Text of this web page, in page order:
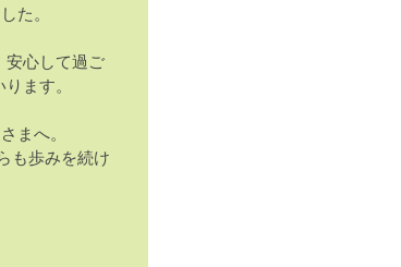
た。
安心して過ご
ます。
まへ。
も歩みを続け